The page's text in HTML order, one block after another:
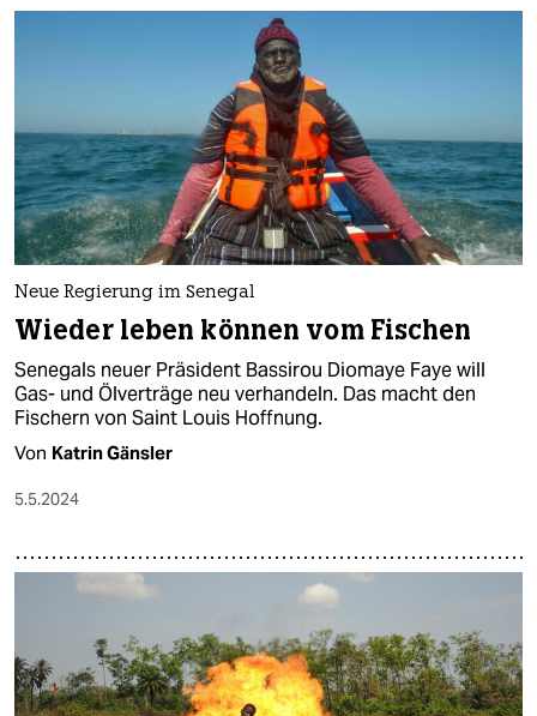
Neue Regierung im Senegal
Wieder leben können vom Fischen
Senegals neuer Präsident Bassirou Diomaye Faye will
Gas- und Ölverträge neu verhandeln. Das macht den
Fischern von Saint Louis Hoffnung.
Von Katrin Gänsler
5.5.2024